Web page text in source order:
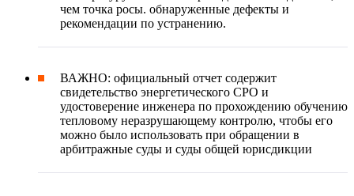
чем точка росы. обнаруженные дефекты и
рекомендации по устранению.
ВАЖНО: официальный отчет содержит
свидетельство энергетического СРО и
удостоверение инженера по прохождению обучению
тепловому неразрушающему контролю, чтобы его
можно было использовать при обращении в
арбитражные суды и суды общей юрисдикции